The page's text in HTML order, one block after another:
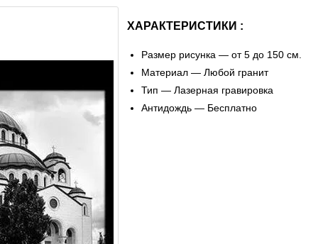
ХАРАКТЕРИСТИКИ :
Размер рисунка — от 5 до 150 см.
Материал — Любой гранит
Тип — Лазерная гравировка
Антидождь — Бесплатно